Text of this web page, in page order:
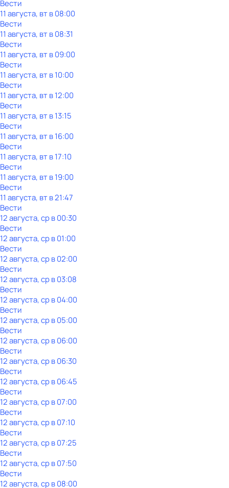
Вести
11 августа, вт в 08:00
Вести
11 августа, вт в 08:31
Вести
11 августа, вт в 09:00
Вести
11 августа, вт в 10:00
Вести
11 августа, вт в 12:00
Вести
11 августа, вт в 13:15
Вести
11 августа, вт в 16:00
Вести
11 августа, вт в 17:10
Вести
11 августа, вт в 19:00
Вести
11 августа, вт в 21:47
Вести
12 августа, ср в 00:30
Вести
12 августа, ср в 01:00
Вести
12 августа, ср в 02:00
Вести
12 августа, ср в 03:08
Вести
12 августа, ср в 04:00
Вести
12 августа, ср в 05:00
Вести
12 августа, ср в 06:00
Вести
12 августа, ср в 06:30
Вести
12 августа, ср в 06:45
Вести
12 августа, ср в 07:00
Вести
12 августа, ср в 07:10
Вести
12 августа, ср в 07:25
Вести
12 августа, ср в 07:50
Вести
12 августа, ср в 08:00